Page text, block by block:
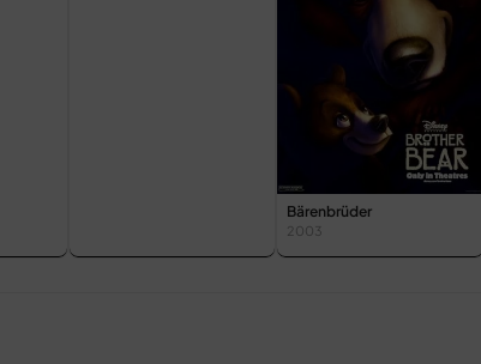
Bärenbrüder
2003